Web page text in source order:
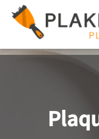
content